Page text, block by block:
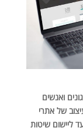
ואנשים
של אתרי
ליישום שיטות